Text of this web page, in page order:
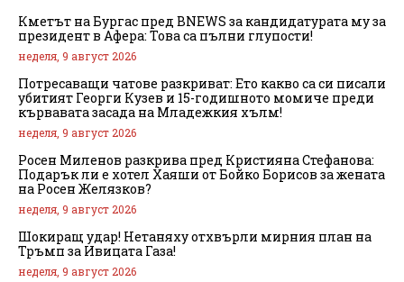
Кметът на Бургас пред BNEWS за кандидатурата му за
президент в Афера: Това са пълни глупости!
неделя, 9 август 2026
Потресаващи чатове разкриват: Ето какво са си писали
убитият Георги Кузев и 15-годишното момиче преди
кървавата засада на Младежкия хълм!
неделя, 9 август 2026
Росен Миленов разкрива пред Кристияна Стефанова:
Подарък ли е хотел Хаяши от Бойко Борисов за жената
на Росен Желязков?
неделя, 9 август 2026
Шокиращ удар! Нетаняху отхвърли мирния план на
Тръмп за Ивицата Газа!
неделя, 9 август 2026